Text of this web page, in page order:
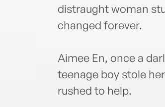
distraught woman
changed forever.
Aimee En, once a
teenage boy stole
rushed to help.